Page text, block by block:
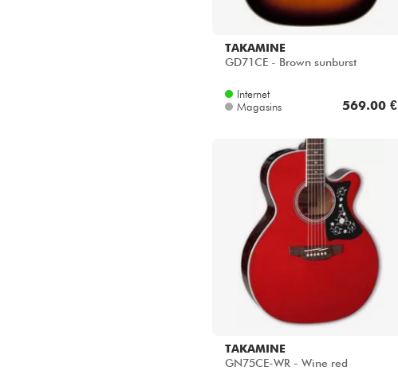
TAKAMINE
GD71CE - Brown sunburst
Internet
Magasins
569.00 €
TAKAMINE
GN75CE-WR - Wine red